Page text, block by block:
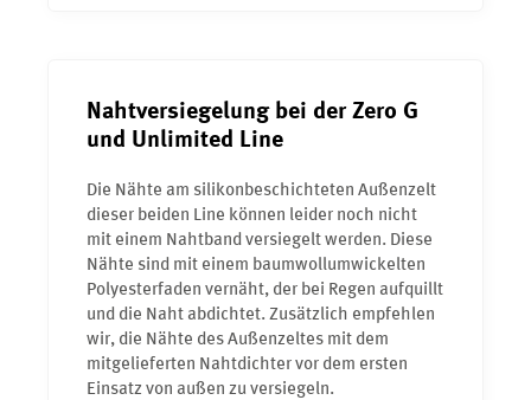
Nahtversiegelung bei der Zero G
und Unlimited Line
Die Nähte am silikonbeschichteten Außenzelt
dieser beiden Line können leider noch nicht
mit einem Nahtband versiegelt werden. Diese
Nähte sind mit einem baumwollumwickelten
Polyesterfaden vernäht, der bei Regen aufquillt
und die Naht abdichtet. Zusätzlich empfehlen
wir, die Nähte des Außenzeltes mit dem
mitgelieferten Nahtdichter vor dem ersten
Einsatz von außen zu versiegeln.